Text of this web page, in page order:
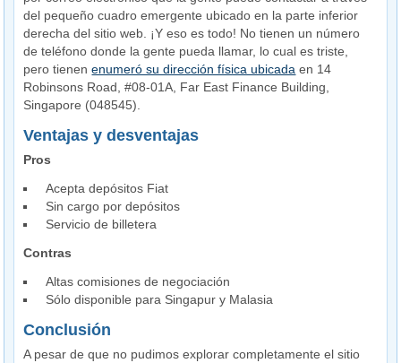
del pequeño cuadro emergente ubicado en la parte inferior
derecha del sitio web. ¡Y eso es todo! No tienen un número
de teléfono donde la gente pueda llamar, lo cual es triste,
pero tienenenumeró su dirección física ubicada en 14
Robinsons Road, #08-01A, Far East Finance Building,
Singapore (048545).
Ventajas y desventajas
Pros
Acepta depósitos Fiat
Sin cargo por depósitos
Servicio de billetera
Contras
Altas comisiones de negociación
Sólo disponible para Singapur y Malasia
Conclusión
A pesar de que no pudimos explorar completamente el sitio